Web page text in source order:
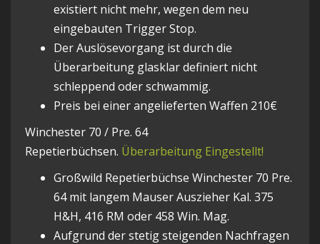
existiert nicht mehr, wegen dem neu
eingebauten Trigger Stop.
Der Auslösevorgang ist durch die
Überarbeitung glasklar definiert nicht
schleppend oder schwammig.
Preis bei einer angelieferten Waffen 210€
Winchester 70 / Pre. 64
Repetierbüchsen. Überarbeitung Eingestellt!
Großwild Repetierbüchse Winchester 70 Pre.
64 mit langem Mauser Auszieher Kal. 375
H&H, 416 RM oder 458 Win. Mag.
Aufgrund der stetig steigenden Nachfragen